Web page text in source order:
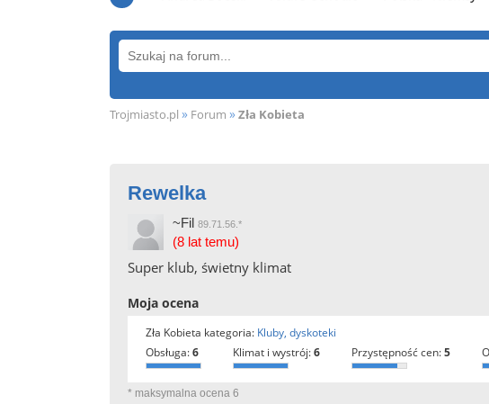
Trojmiasto.pl » Forum » Zła Kobieta
Rewelka
~Fil 89.71.56.*
(8 lat temu)
Super klub, świetny klimat
Moja ocena
Zła Kobieta kategoria: Kluby, dyskoteki
obsługa:6 klimat i wystrój:6 przystępność cen:5
* maksymalna ocena 6